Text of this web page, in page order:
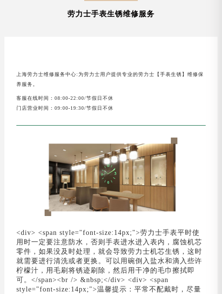
劳力士手表生锈维修服务
上海劳力士维修服务中心:为劳力士用户提供专业的劳力士【手表生锈】维修保
养服务。
客服在线时间：08:00-22:00/节假日不休
门店营业时间：09:00-19:30/节假日不休
<div> <span style="font-size:14px;">劳力士手表平时使
用时一定要注意防水，否则手表进水进入表内，腐蚀机芯
零件，如果没及时处理，就会导致劳力士机芯生锈，这时
就需要进行清洗或者更换。可以用碗倒入盐水和滴入些许
柠檬汁，用毛刷将锈迹刷除，然后用干净的毛巾擦拭即
可。</span><br /> &nbsp;</div> <div> <span
style="font-size:14px;">温馨提示：平常不配戴时，尽量